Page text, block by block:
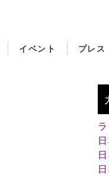
イベント プレス